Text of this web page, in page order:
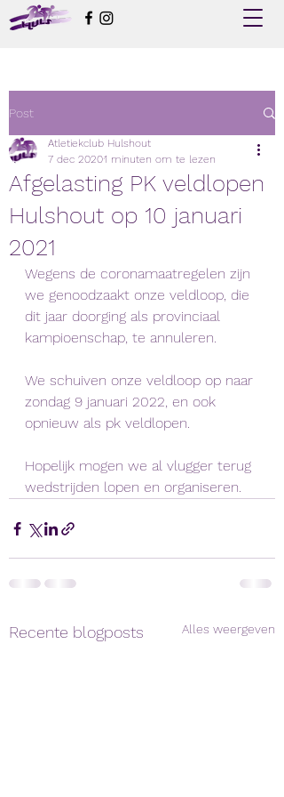
Post
Afgelasting PK veldlopen
Hulshout op 10 januari
2021
Atletiekclub Hulshout
7 dec 20201 minuten om te lezen
Wegens de coronamaatregelen zijn
we genoodzaakt onze veldloop, die
dit jaar doorging als provinciaal
kampioenschap, te annuleren.
We schuiven onze veldloop op naar
zondag 9 januari 2022, en ook
opnieuw als pk veldlopen.
Hopelijk mogen we al vlugger terug
wedstrijden lopen en organiseren.
Recente blogposts Alles weergeven